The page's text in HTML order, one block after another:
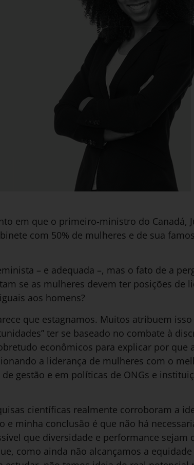
em que o primeiro-ministro do Canadá,
com 50% de mulheres e de sua
– e adequada –, mas o fato de a
se as mulheres devem ter posições de
aos homens?
que estagnamos. Muitos atribuem
ter se baseado no combate à
econômicos para explicar por que
a liderança de mulheres com o
gestão e em políticas de ONGs e
científicas realmente corroboram a
e minha conclusão é que não há
que diversidade e performance sejam
como ainda não alcançamos a